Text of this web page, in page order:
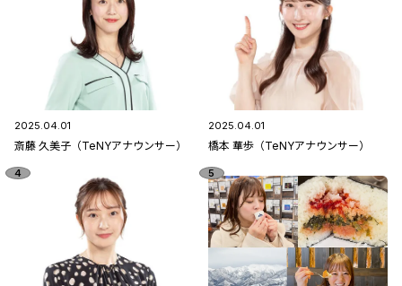
2025.04.01
斎藤 久美子（TeNYアナウンサー）
2025.04.01
橋本 華歩（TeNYアナウンサー）